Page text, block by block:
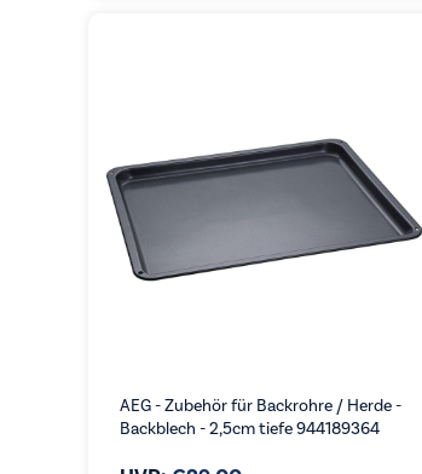
AEG - Zubehör für Backrohre / Herde -
Backblech - 2,5cm tiefe 944189364